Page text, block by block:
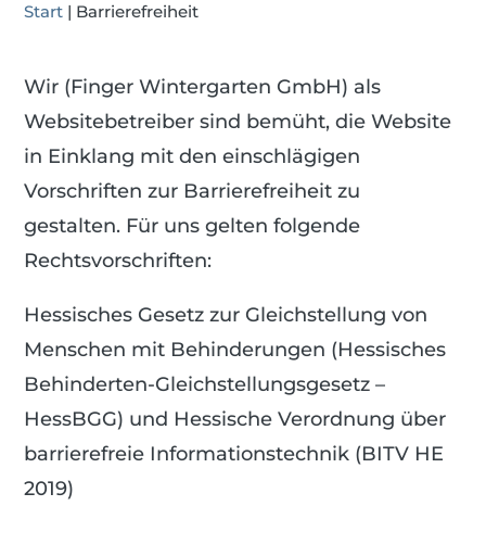
Start | Barrierefreiheit
Wir (Finger Wintergarten GmbH) als
Websitebetreiber sind bemüht, die Website
in Einklang mit den einschlägigen
Vorschriften zur Barrierefreiheit zu
gestalten. Für uns gelten folgende
Rechtsvorschriften:
Hessisches Gesetz zur Gleichstellung von
Menschen mit Behinderungen (Hessisches
Behinderten-Gleichstellungsgesetz –
HessBGG) und Hessische Verordnung über
barrierefreie Informationstechnik (BITV HE
2019)